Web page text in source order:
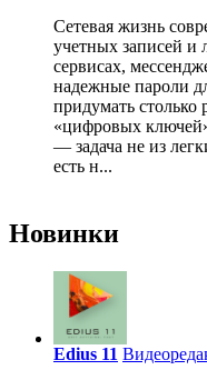
Сетевая жизнь
учетных записей и
сервисах,
надежные пароли
придумать
«цифровых
— задача не из
есть н...
Новинки
Edius 11